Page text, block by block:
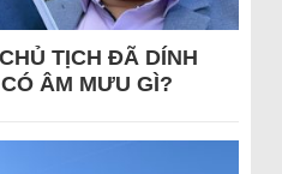
TỊCH ĐÃ DÍNH
ÂM MƯU GÌ?